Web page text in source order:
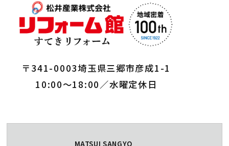
〒341-0003埼玉県三郷市彦成1-1
10:00～18:00／水曜定休日
MATSUI SANGYO